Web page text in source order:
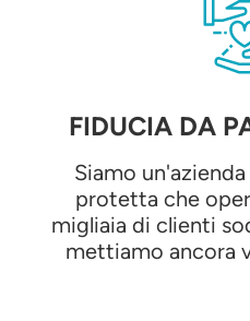
FIDUCIA DA
Siamo
protetta che
migliaia di clienti
mettiamo ancora